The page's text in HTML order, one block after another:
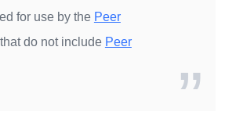
for use by the Peer
do not include Peer